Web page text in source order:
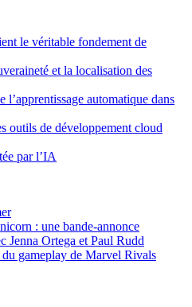
le véritable fondement de
et la localisation des
l’apprentissage automatique dans
outils de développement cloud
par l’IA
: une bande-annonce
Jenna Ortega et Paul Rudd
du gameplay de Marvel Rivals